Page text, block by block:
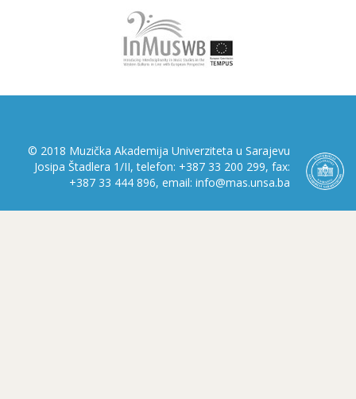
© 2018 Muzička Akademija Univerziteta u Sarajevu
Josipa Štadlera 1/II, telefon: +387 33 200 299, fax:
+387 33 444 896, email: info@mas.unsa.ba